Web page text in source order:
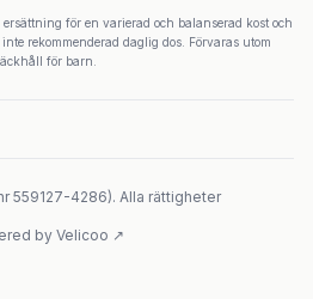
för en varierad och balanserad kost och
rekommenderad daglig dos. Förvaras utom
för barn.
559127-4286). Alla rättigheter
by Velicoo ↗